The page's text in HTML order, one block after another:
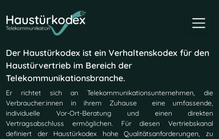
Der Haustürkodex ist ein Verhaltenskodex für den
Haustürvertrieb im Bereich der
Telekommunikationsbranche.
Er richtet sich an Telekommunikationsunternehmen, die
Verbraucher:innen in ihrem Zuhause eine umfassende,
individuelle Vor-Ort-Beratung und einen direkten
Vertragsabschluss ermöglichen. Für diesen Vertriebskanal
definiert der Haustürkodex hohe Qualitätsanforderungen, zu